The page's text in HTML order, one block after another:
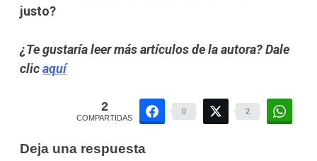
justo?
¿Te gustaría leer más artículos de la autora? Dale
clicaquí
2
COMPARTIDAS
0 2
Deja una respuesta